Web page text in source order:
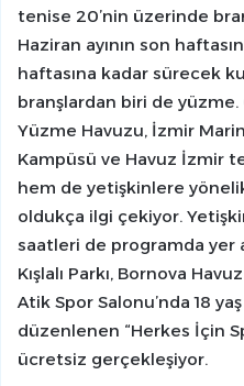
tenise 20’nin üzerinde
Haziran ayının son
haftasına kadar sürecek
branşlardan biri de yüzme.
Yüzme Havuzu, İzmir
Kampüsü ve Havuz İzmir
hem de yetişkinlere
oldukça ilgi çekiyor.
saatleri de programda yer
Kışlalı Parkı, Bornova
Atik Spor Salonu’nda 18
düzenlenen “Herkes İçin
ücretsiz gerçekleşiyor.